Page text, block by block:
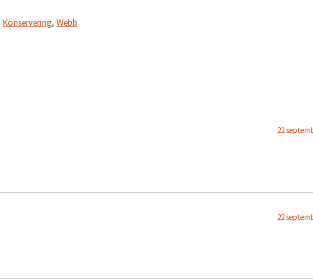
Konservering, Webb
22
22